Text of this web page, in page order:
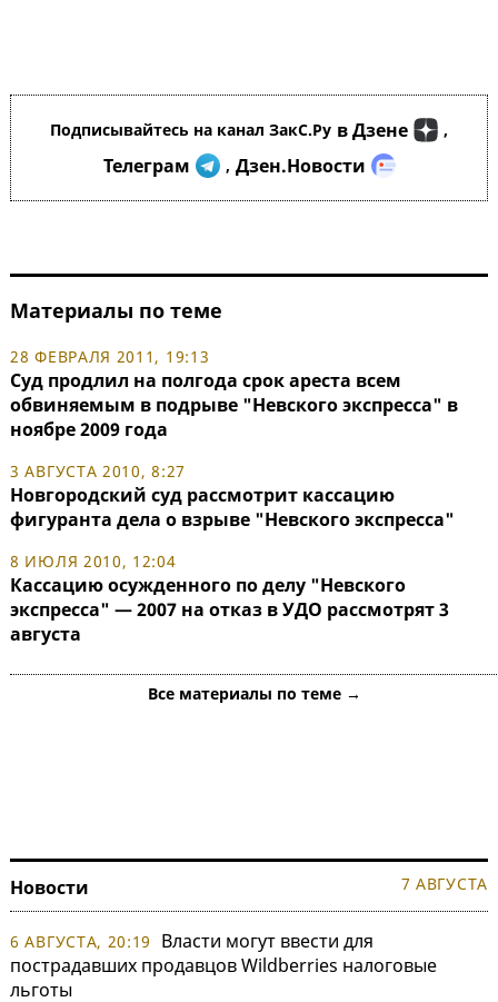
Подписывайтесь на канал ЗакС.Ру в Дзене ,
Телеграм , Дзен.Новости
Материалы по теме
28 ФЕВРАЛЯ 2011, 19:13
Суд продлил на полгода срок ареста всем
обвиняемым в подрыве "Невского экспресса" в
ноябре 2009 года
3 АВГУСТА 2010, 8:27
Новгородский суд рассмотрит кассацию
фигуранта дела о взрыве "Невского экспресса"
8 ИЮЛЯ 2010, 12:04
Кассацию осужденного по делу "Невского
экспресса" — 2007 на отказ в УДО рассмотрят 3
августа
Все материалы по теме →
Новости 7 АВГУСТА
6 АВГУСТА, 20:19
Власти могут ввести для
пострадавших продавцов Wildberries налоговые
льготы